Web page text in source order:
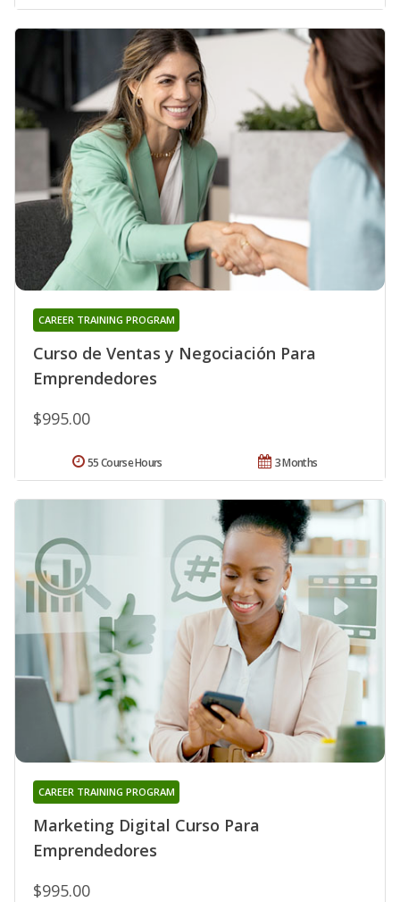
Curso de Ventas y Negociación Para
Emprendedores
CAREER TRAINING PROGRAM
$995.00
3 Months
55 Course Hours
Marketing Digital Curso Para
Emprendedores
CAREER TRAINING PROGRAM
$995.00